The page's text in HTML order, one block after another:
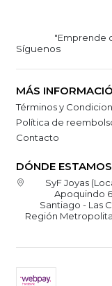
"Emprende
Síguenos
MÁS
Términos y
Política de
Contacto
DÓNDE ESTAMOS
SyF Joyas
Apoquindo
Santiago - Las
Región